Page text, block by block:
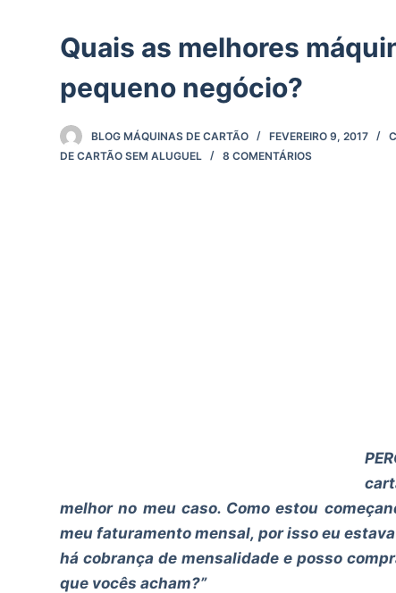
Quais as melhores
pequeno negócio?
BLOG MÁQUINAS DE CARTÃO FEVEREIRO 9, 2017
DE CARTÃO SEM ALUGUEL
8 COMENTÁRIOS
melhor no meu caso. Como estou
meu faturamento mensal, por isso eu
há cobrança de mensalidade e posso
que vocês acham?”